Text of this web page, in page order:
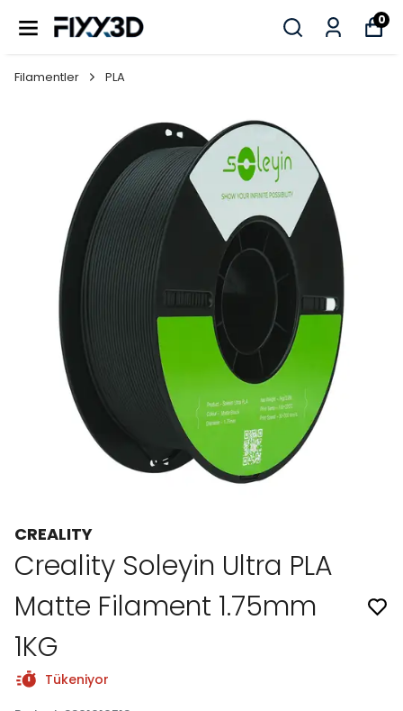
0
Filamentler PLA
CREALITY
Creality Soleyin Ultra PLA
Matte Filament 1.75mm
1KG
Tükeniyor